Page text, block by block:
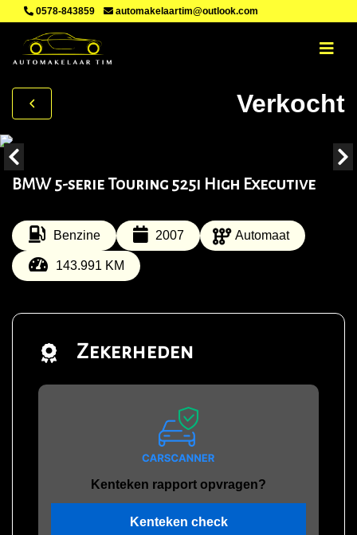
0578-843859 automakelaartim@outlook.com
Verkocht
BMW 5-serie Touring 525i High Executive
Benzine 2007 Automaat
143.991 KM
Zekerheden
Kenteken rapport opvragen?
Kenteken check